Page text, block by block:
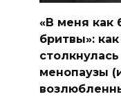
«В меня как
бритвы»:
менопаузы